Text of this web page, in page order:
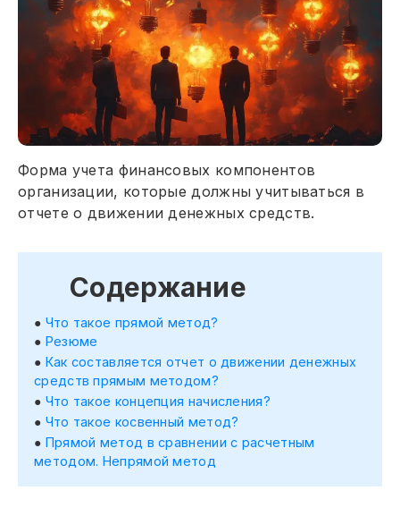
Форма учета финансовых компонентов
организации, которые должны учитываться в
отчете о движении денежных средств.
Содержание
Что такое прямой метод?
Резюме
Как составляется отчет о движении денежных
средств прямым методом?
Что такое концепция начисления?
Что такое косвенный метод?
Прямой метод в сравнении с расчетным
методом. Непрямой метод